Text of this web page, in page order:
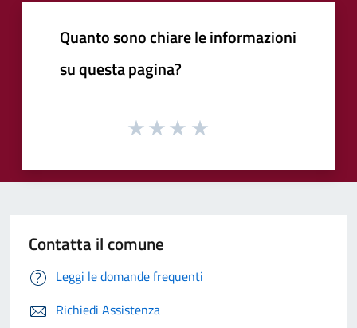
Quanto sono chiare le informazioni
su questa pagina?
Contatta il comune
Leggi le domande frequenti
Richiedi Assistenza